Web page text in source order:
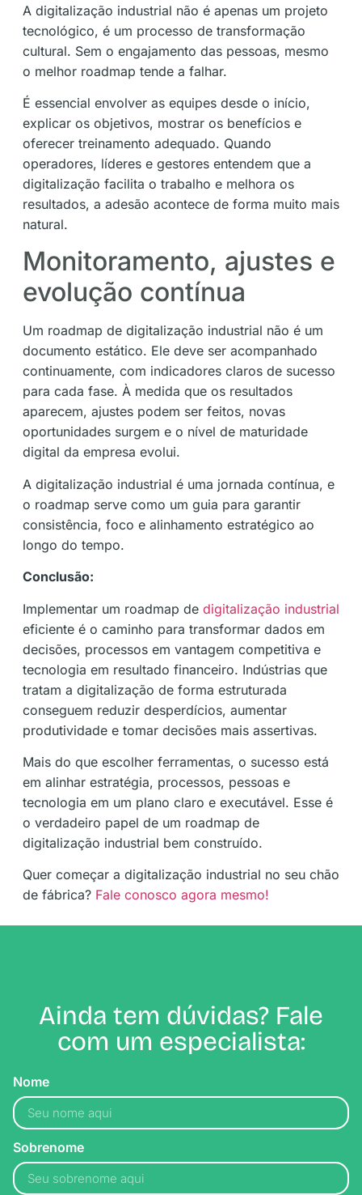
A digitalização industrial não é apenas um projeto
tecnológico, é um processo de transformação
cultural. Sem o engajamento das pessoas, mesmo
o melhor roadmap tende a falhar.
É essencial envolver as equipes desde o início,
explicar os objetivos, mostrar os benefícios e
oferecer treinamento adequado. Quando
operadores, líderes e gestores entendem que a
digitalização facilita o trabalho e melhora os
resultados, a adesão acontece de forma muito mais
natural.
Monitoramento, ajustes e
evolução contínua
Um roadmap de digitalização industrial não é um
documento estático. Ele deve ser acompanhado
continuamente, com indicadores claros de sucesso
para cada fase. À medida que os resultados
aparecem, ajustes podem ser feitos, novas
oportunidades surgem e o nível de maturidade
digital da empresa evolui.
A digitalização industrial é uma jornada contínua, e
o roadmap serve como um guia para garantir
consistência, foco e alinhamento estratégico ao
longo do tempo.
Conclusão:
Implementar um roadmap de digitalização industrial
eficiente é o caminho para transformar dados em
decisões, processos em vantagem competitiva e
tecnologia em resultado financeiro. Indústrias que
tratam a digitalização de forma estruturada
conseguem reduzir desperdícios, aumentar
produtividade e tomar decisões mais assertivas.
Mais do que escolher ferramentas, o sucesso está
em alinhar estratégia, processos, pessoas e
tecnologia em um plano claro e executável. Esse é
o verdadeiro papel de um roadmap de
digitalização industrial bem construído.
Quer começar a digitalização industrial no seu chão
de fábrica? Fale conosco agora mesmo!
Ainda tem dúvidas? Fale
com um especialista:
Nome
Sobrenome